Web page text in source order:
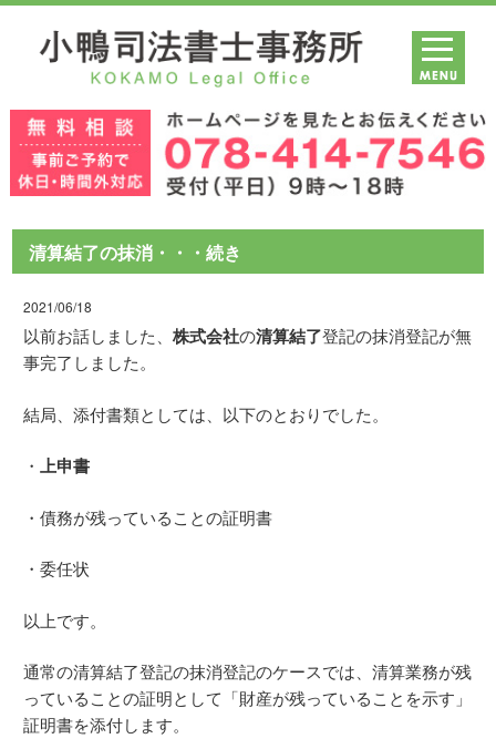
清算結了の抹消・・・続き
2021/06/18
以前お話しました、株式会社の清算結了登記の抹消登記が無
事完了しました。
結局、添付書類としては、以下のとおりでした。
・ 上申書
・債務が残っていることの証明書
・委任状
以上です。
通常の清算結了登記の抹消登記のケースでは、清算業務が残
っていることの証明として「財産が残っていることを示す」
証明書を添付します。